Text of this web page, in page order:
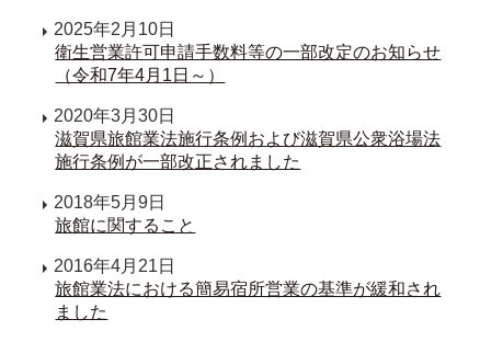
2025年2月10日
衛生営業許可申請手数料等の一部改定のお知らせ
（令和7年4月1日～）
2020年3月30日
滋賀県旅館業法施行条例および滋賀県公衆浴場法
施行条例が一部改正されました
2018年5月9日
旅館に関すること
2016年4月21日
旅館業法における簡易宿所営業の基準が緩和され
ました